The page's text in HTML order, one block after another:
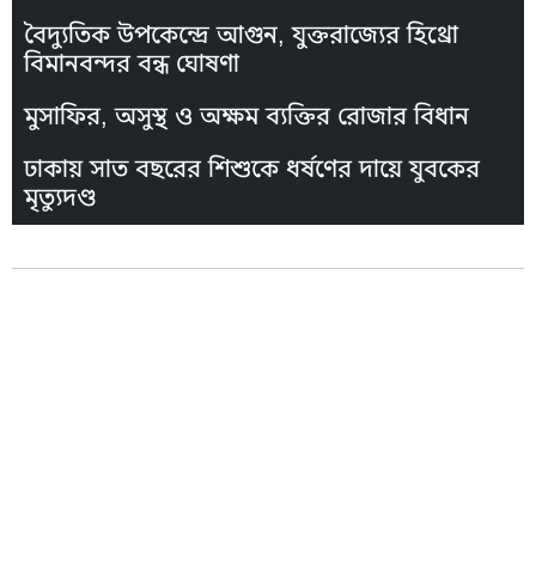
বৈদ্যুতিক উপকেন্দ্রে আগুন, যুক্তরাজ্যের হিথ্রো
বিমানবন্দর বন্ধ ঘোষণা
মুসাফির, অসুস্থ ও অক্ষম ব্যক্তির রোজার বিধান
ঢাকায় সাত বছরের শিশুকে ধর্ষণের দায়ে যুবকের
মৃত্যুদণ্ড